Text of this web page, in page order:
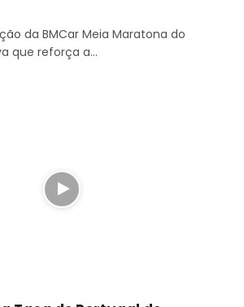
da BMCar Meia Maratona do
que reforça a…